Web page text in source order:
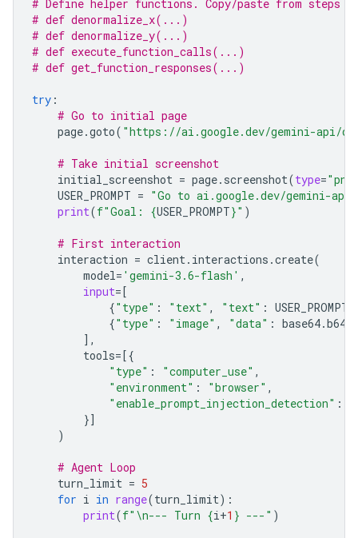
# Define helper functions. Copy/paste from steps 3
# def denormalize_x(...)
# def denormalize_y(...)
# def execute_function_calls(...)
# def get_function_responses(...)
try :
# Go to initial page
page.goto( "https://ai.google.dev/gemini-api/
# Take initial screenshot
initial_screenshot = page. screenshot(type=
USER_PROMPT = "Go to ai.google.dev/gemini-
print(f"Goal: {USER_PROMPT}" )
# First interaction
interaction = client. interactions .create(
model= 'gemini-3.6-flash' ,
input=[
{"type" : "text" , "text" : USER_PROMPT
{"type" : "image" , "data" : base64.
],
tools=[{
"type" : "computer_use" ,
"environment" : "browser" ,
"enable_prompt_injection_detection" :
}]
)
# Agent Loop
turn_limit = 5
for i in range(turn_limit):
print(f" \n--- Turn {i+1 } ---" )